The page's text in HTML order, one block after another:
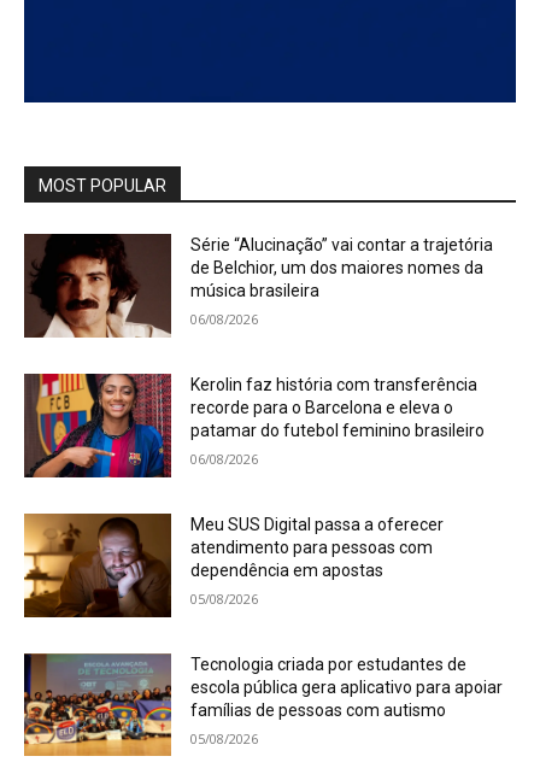
MOST POPULAR
Série “Alucinação” vai contar a trajetória
de Belchior, um dos maiores nomes da
música brasileira
06/08/2026
Kerolin faz história com transferência
recorde para o Barcelona e eleva o
patamar do futebol feminino brasileiro
06/08/2026
Meu SUS Digital passa a oferecer
atendimento para pessoas com
dependência em apostas
05/08/2026
Tecnologia criada por estudantes de
escola pública gera aplicativo para apoiar
famílias de pessoas com autismo
05/08/2026